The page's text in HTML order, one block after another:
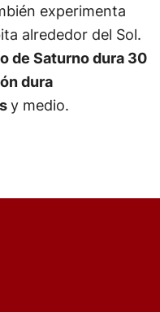
experimenta
alrededor del Sol.
de Saturno dura 30
dura
y medio.